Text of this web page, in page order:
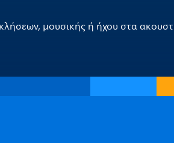
μουσικής ή ήχου στα